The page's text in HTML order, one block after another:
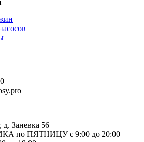
д. Заневка 56
по ПЯТНИЦУ с 9:00 до 20:00